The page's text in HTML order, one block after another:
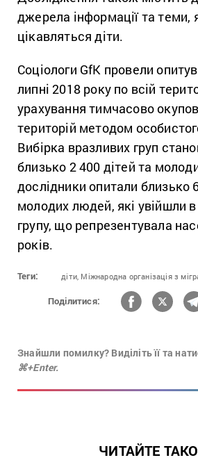
джерела інформації та теми,
цікавляться діти.
Соціологи GfK провели
липні 2018 року по всій
урахування тимчасово
територій методом
Вибірка вразливих груп
близько 2 400 дітей та
дослідники опитали близько
молодих людей, які увійшли
групу, що репрезентувала
років.
Теги: діти, Міжнародна організація з
Поділитися:
Знайшли помилку? Виділіть її та
⌘+Enter.
ЧИТАЙТЕ